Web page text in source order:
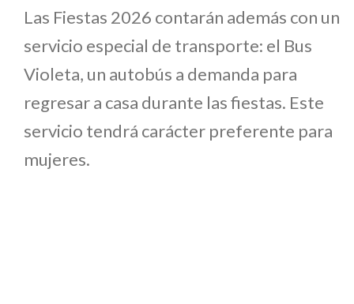
Las Fiestas 2026 contarán además con un
servicio especial de transporte: el Bus
Violeta, un autobús a demanda para
regresar a casa durante las fiestas. Este
servicio tendrá carácter preferente para
mujeres.